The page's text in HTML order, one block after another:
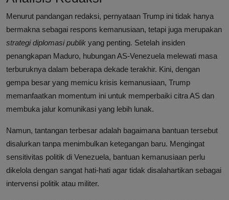
Menurut pandangan redaksi, pernyataan Trump ini tidak hanya
bermakna sebagai respons kemanusiaan, tetapi juga merupakan
strategi diplomasi publik yang penting. Setelah insiden
penangkapan Maduro, hubungan AS-Venezuela melewati masa
terburuknya dalam beberapa dekade terakhir. Kini, dengan
gempa besar yang memicu krisis kemanusiaan, Trump
memanfaatkan momentum ini untuk memperbaiki citra AS dan
membuka jalur komunikasi yang lebih lunak.
Namun, tantangan terbesar adalah bagaimana bantuan tersebut
disalurkan tanpa menimbulkan ketegangan baru. Mengingat
sensitivitas politik di Venezuela, bantuan kemanusiaan perlu
dikelola dengan sangat hati-hati agar tidak disalahartikan sebagai
intervensi politik atau militer.